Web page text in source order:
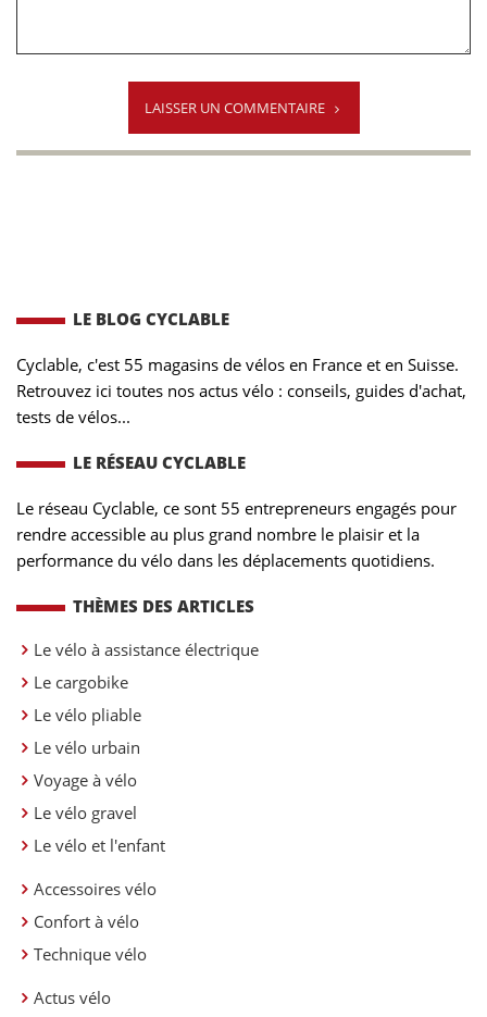
LAISSER UN COMMENTAIRE
LE BLOG CYCLABLE
Cyclable, c'est 55 magasins de vélos en France et en Suisse.
Retrouvez ici toutes nos actus vélo : conseils, guides d'achat,
tests de vélos...
LE RÉSEAU CYCLABLE
Le réseau Cyclable, ce sont 55 entrepreneurs engagés pour
rendre accessible au plus grand nombre le plaisir et la
performance du vélo dans les déplacements quotidiens.
THÈMES DES ARTICLES
Le vélo à assistance électrique
Le cargobike
Le vélo pliable
Le vélo urbain
Voyage à vélo
Le vélo gravel
Le vélo et l'enfant
Accessoires vélo
Confort à vélo
Technique vélo
Actus vélo